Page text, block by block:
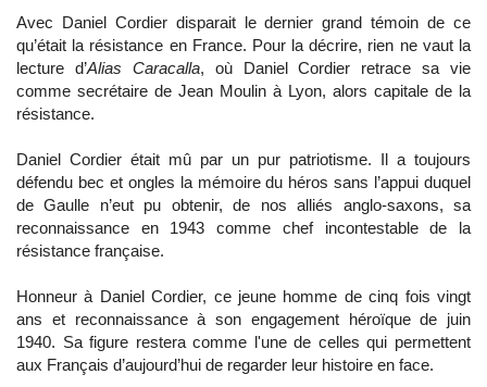
Avec Daniel Cordier disparait le dernier grand témoin de ce
qu’était la résistance en France. Pour la décrire, rien ne vaut la
lecture d’Alias Caracalla, où Daniel Cordier retrace sa vie
comme secrétaire de Jean Moulin à Lyon, alors capitale de la
résistance.
Daniel Cordier était mû par un pur patriotisme. Il a toujours
défendu bec et ongles la mémoire du héros sans l’appui duquel
de Gaulle n’eut pu obtenir, de nos alliés anglo-saxons, sa
reconnaissance en 1943 comme chef incontestable de la
résistance française.
Honneur à Daniel Cordier, ce jeune homme de cinq fois vingt
ans et reconnaissance à son engagement héroïque de juin
1940. Sa figure restera comme l'une de celles qui permettent
aux Français d’aujourd’hui de regarder leur histoire en face.